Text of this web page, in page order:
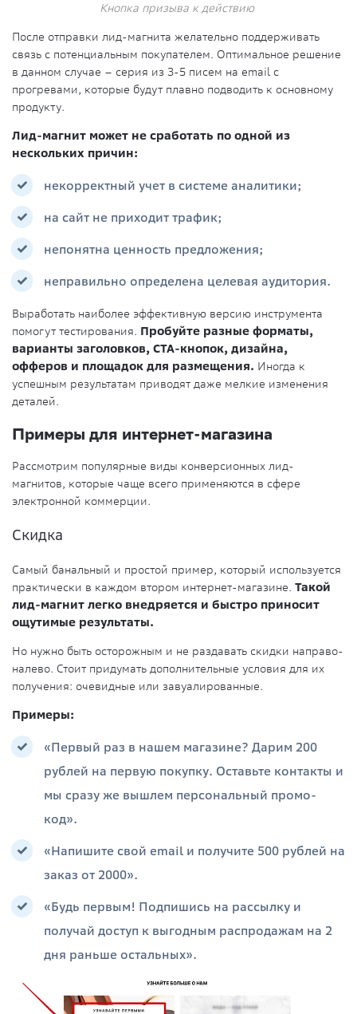
Кнопка призыва к действию
После отправки лид-магнита желательно поддерживать
связь с потенциальным покупателем. Оптимальное решение
в данном случае – серия из 3-5 писем на email с
прогревами, которые будут плавно подводить к основному
продукту.
Лид-магнит может не сработать по одной из
нескольких причин:
некорректный учет в системе аналитики;
на сайт не приходит трафик;
непонятна ценность предложения;
неправильно определена целевая аудитория.
Выработать наиболее эффективную версию инструмента
помогут тестирования. Пробуйте разные форматы,
варианты заголовков, CTA-кнопок, дизайна,
офферов и площадок для размещения. Иногда к
успешным результатам приводят даже мелкие изменения
деталей.
Примеры для интернет-магазина
Рассмотрим популярные виды конверсионных лид-
магнитов, которые чаще всего применяются в сфере
электронной коммерции.
Скидка
Самый банальный и простой пример, который используется
практически в каждом втором интернет-магазине. Такой
лид-магнит легко внедряется и быстро приносит
ощутимые результаты.
Но нужно быть осторожным и не раздавать скидки направо-
налево. Стоит придумать дополнительные условия для их
получения: очевидные или завуалированные.
Примеры:
«Первый раз в нашем магазине? Дарим 200
рублей на первую покупку. Оставьте контакты и
мы сразу же вышлем персональный промо-
код».
«Напишите свой email и получите 500 рублей на
заказ от 2000».
«Будь первым! Подпишись на рассылку и
получай доступ к выгодным распродажам на 2
дня раньше остальных».